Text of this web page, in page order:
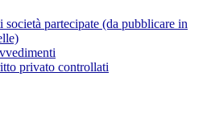
società partecipate (da pubblicare in
privato controllati